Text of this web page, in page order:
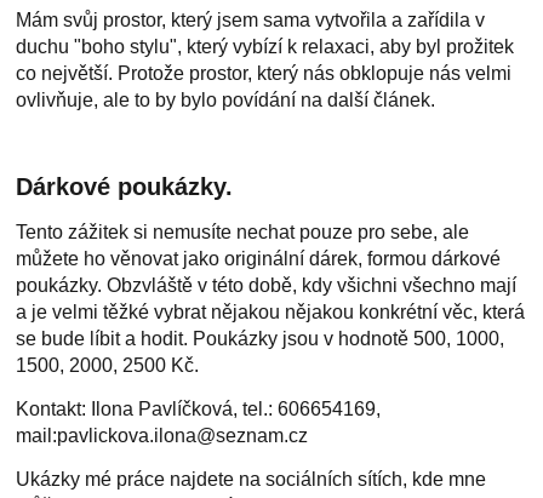
Mám svůj prostor, který jsem sama vytvořila a zařídila v
duchu "boho stylu", který vybízí k relaxaci, aby byl prožitek
co největší. Protože prostor, který nás obklopuje nás velmi
ovlivňuje, ale to by bylo povídání na další článek.
Dárkové poukázky.
Tento zážitek si nemusíte nechat pouze pro sebe, ale
můžete ho věnovat jako originální dárek, formou dárkové
poukázky. Obzvláště v této době, kdy všichni všechno mají
a je velmi těžké vybrat nějakou nějakou konkrétní věc, která
se bude líbit a hodit. Poukázky jsou v hodnotě 500, 1000,
1500, 2000, 2500 Kč.
Kontakt: Ilona Pavlíčková, tel.: 606654169,
mail:pavlickova.ilona@seznam.cz
Ukázky mé práce najdete na sociálních sítích, kde mne